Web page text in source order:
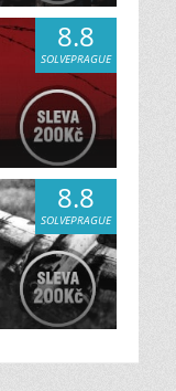
8.8
SOLVEPRAGUE
8.8
SOLVEPRAGUE